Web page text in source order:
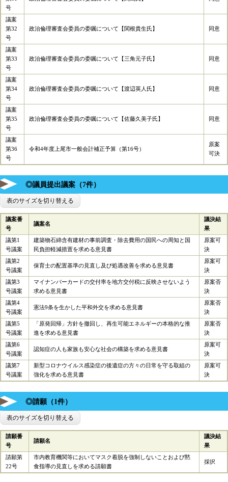
号
議案
第32
号
政治倫理審査会委員の委嘱について【関根貴生氏】 同意
議案
第33
号
政治倫理審査会委員の委嘱について【三角元子氏】 同意
議案
第34
号
政治倫理審査会委員の委嘱について【渡辺英人氏】 同意
議案
第35
号
政治倫理審査会委員の委嘱について【佐藤久美子氏】 同意
議案
第36
号
令和4年度上尾市一般会計補正予算（第16号）
原案
可決
◎議員提出議案（7件）
表のサイズを切り替える
議案番
号
議案名
議決結
果
議第1
号議案
建築物石綿含有建材の事前調査・除去費用の国民への周知と国
民負担軽減措置を求める意見書
原案可
決
議第2
号議案
保育士の配置基準の見直し及び処遇改善を求める意見書
原案可
決
議第3
号議案
マイナンバーカードの交付率を地方交付税に反映させないよう
求める意見書
原案否
決
議第4
号議案
憲法9条を生かした平和外交を求める意見書
原案否
決
議第5
号議案
「原発回帰」方針を撤回し、再生可能エネルギーの本格的な推
進を求める意見書
原案否
決
議第6
号議案
認知症の人も家族も安心な社会の構築を求める意見書
原案可
決
議第7
号議案
新型コロナウイルス感染症の後遺症の方々の日常を守る取組の
強化を求める意見書
原案可
決
◎請願（1件）
表のサイズを切り替える
請願番
号
請願名
議決結
果
請願第
22号
市内教育機関等においてマスク着脱を強制しないことおよび黙
食指導の見直しを求める請願書
採択